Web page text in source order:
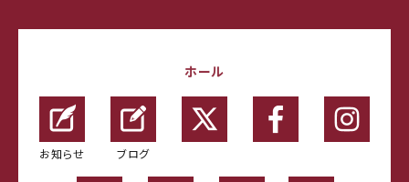
ホール
お知らせ ブログ